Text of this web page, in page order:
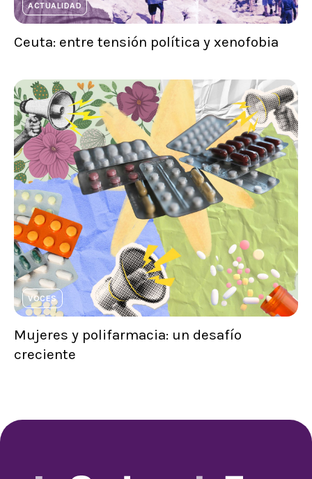
ACTUALIDAD
Ceuta: entre tensión política y xenofobia
VOCES
Mujeres y polifarmacia: un desafío
creciente